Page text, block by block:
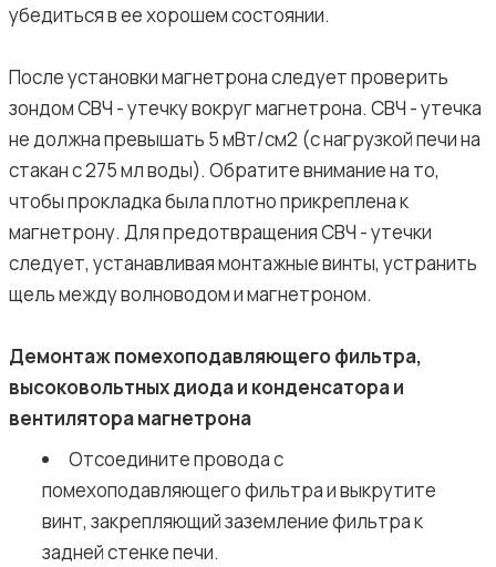
убедиться в ее хорошем состоянии.
После установки магнетрона следует проверить
зондом СВЧ - утечку вокруг магнетрона. СВЧ - утечка
не должна превышать 5 мВт/см2 (с нагрузкой печи на
стакан с 275 мл воды). Обратите внимание на то,
чтобы прокладка была плотно прикреплена к
магнетрону. Для предотвращения СВЧ - утечки
следует, устанавливая монтажные винты, устранить
щель между волноводом и магнетроном.
Демонтаж помехоподавляющего фильтра,
высоковольтных диода и конденсатора и
вентилятора магнетрона
Отсоедините провода с
помехоподавляющего фильтра и выкрутите
винт, закрепляющий заземление фильтра к
задней стенке печи.